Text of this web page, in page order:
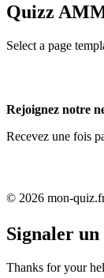
Quizz
Select a page
Rejoignez notre
Recevez une fois
© 2026 mon-
Signaler un
Thanks for your